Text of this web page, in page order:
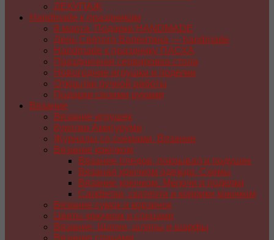
ДЕКУПАЖ
Handmade к праздникам
8 марта. Подарки HANDMADE
День Святого Валентина — handmade
Handmade к празднику ПАСХA
Праздничная сервировка стола
Новогодние игрушки и поделки
Открытки ручной работы
Подарки своими руками
Вязание
Вязание игрушек
Куколки Амигуруми
Журналы со схемами. Вязание
Вязание крючком
Вязание пледов, покрывал и подушек
Вязаная крючком одежда. Схемы
Вязание крючком. Мелочи и поделки
Салфетки, скатерти и коврики крючком
Вязание сумок и корзинок
Цветы крючком и спицами
Вязание. Шапки, шляпы и шарфы
Вязание спицами